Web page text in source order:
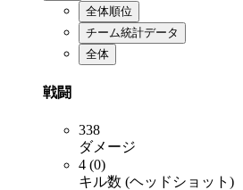
全体順位
チーム統計データ
全体
戦闘
338
ダメージ
4 (0)
キル数 (ヘッドショット)